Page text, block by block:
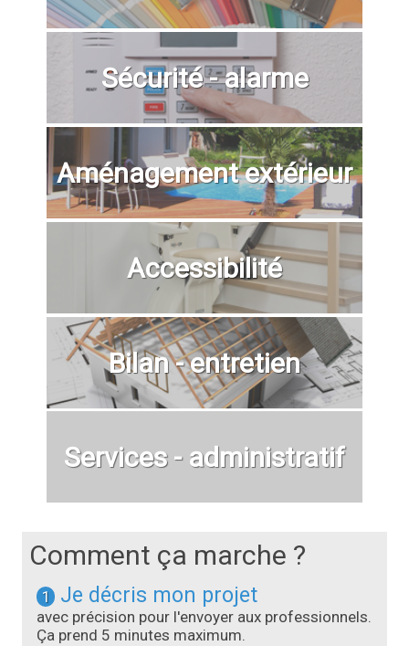
Sécurité - alarme
Aménagement extérieur
Accessibilité
Bilan - entretien
Services - administratif
Comment ça marche ?
1 Je décris mon projet
avec précision pour l'envoyer aux professionnels.
Ça prend 5 minutes maximum.